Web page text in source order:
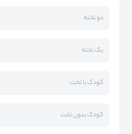
دو تخته
یک تخته
کودک با تخت
کودک بدون تخت